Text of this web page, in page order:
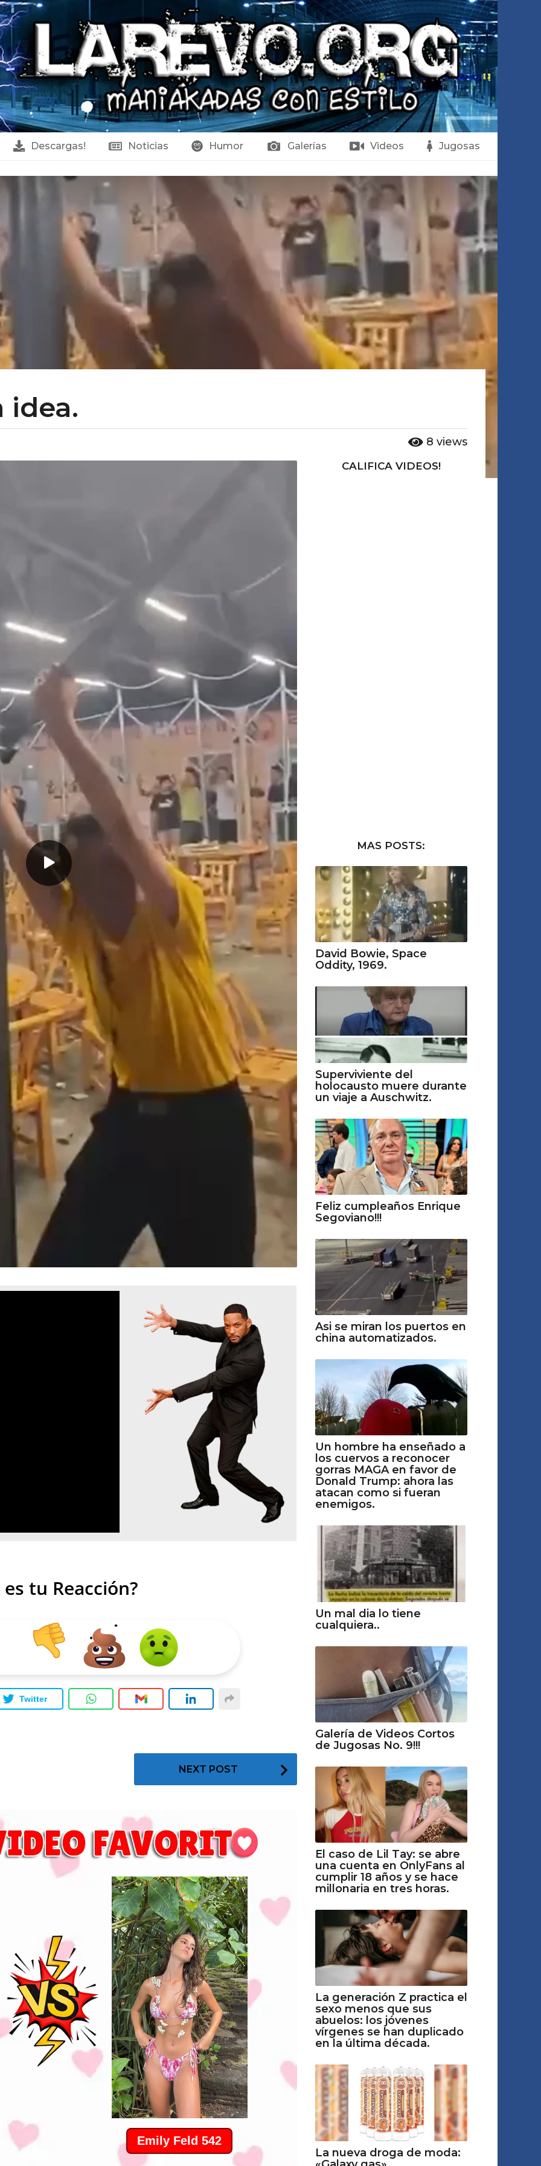
Descargas! Noticias Humor Galerías Videos Jugosas
idea.
8 views
tu Reacción?
Twitter
NEXT POST
CALIFICA VIDEOS!
MAS POSTS:
David Bowie, Space
Oddity, 1969.
Superviviente del
holocausto muere durante
un viaje a Auschwitz.
Feliz cumpleaños Enrique
Segoviano!!!
Asi se miran los puertos en
china automatizados.
Un hombre ha enseñado a
los cuervos a reconocer
gorras MAGA en favor de
Donald Trump: ahora las
atacan como si fueran
enemigos.
Un mal dia lo tiene
cualquiera..
Galería de Videos Cortos
de Jugosas No. 9!!!
El caso de Lil Tay: se abre
una cuenta en OnlyFans al
cumplir 18 años y se hace
millonaria en tres horas.
La generación Z practica el
sexo menos que sus
abuelos: los jóvenes
vírgenes se han duplicado
en la última década.
La nueva droga de moda: